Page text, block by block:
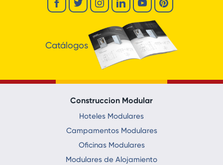
Catálogos
Construccion Modular
Hoteles Modulares
Campamentos Modulares
Oficinas Modulares
Modulares de Alojamiento